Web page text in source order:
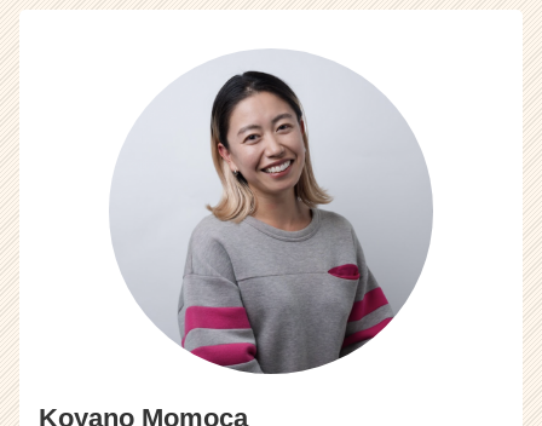
ア
（C
e
a
r
e
e
Koyano Momoca